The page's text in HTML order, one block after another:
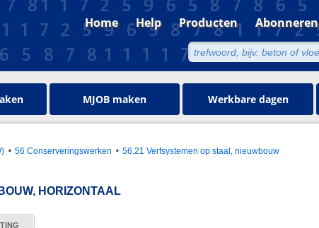
Home Help Producten Abonneren
MJOB maken Werkbare dagen
56 Conserveringswerken
56.21 Verfsystemen op staal, nieuwbouw
HORIZONTAAL